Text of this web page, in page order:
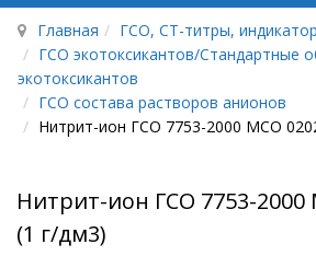
Главная
ГСО, СТ-титры,
ГСО экотоксикантов/Стандартные
экотоксикантов
ГСО состава растворов анионов
Нитрит-ион ГСО 7753-2000 МСО
Нитрит-ион ГСО 7753-2000
(1 г/дм3)